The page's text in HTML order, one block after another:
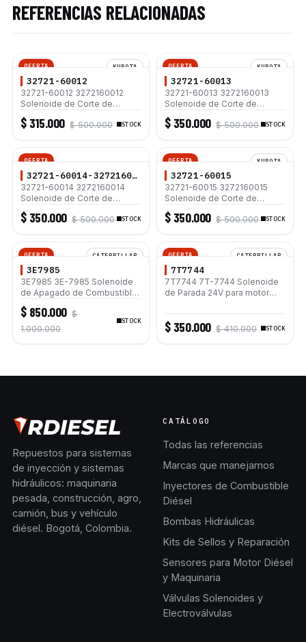
REFERENCIAS RELACIONADAS
OFERTA KUBOTA
32721-60012
32721-60012 3272160012
Solenoide de Corte de
Combustible 12V para Motor
Kubota D905 D1005 D1105
$ 315.000 $ 500.000 STOCK
OFERTA KUBOTA
32721-60013
32721-60013 3272160013
Solenoide de Corte de
Combustible 12V para Motor
Kubota D905 D1005 D1105
$ 350.000 $ 500.000 STOCK
OFERTA
32721-60014-3272160014
32721-60014 3272160014
Solenoide de Corte de
Combustible 12V para Motor
Kubota D905 D1005 D1105
$ 350.000 $ 500.000 STOCK
OFERTA KUBOTA
32721-60015
32721-60015 3272160015
Solenoide de Corte de
Combustible 12V para Motor
Kubota D905 D1005 D1105
$ 350.000 $ 500.000 STOCK
OFERTA CATERPILLAR
3E7985
3E7985 3E-7985 Solenoide
de Apagado de Combustible
para caterpillar 330 330-A
330B 12G 12H 140G 140H
$ 850.000 $
1.000.000
STOCK
OFERTA CATERPILLAR
7T7744
7T7744 7T-7744 Solenoide
de Parada 24V para motor
$ 350.000 $ 410.000 STOCK
Repuestos para sistemas
de inyección y sistemas
hidráulicos: maquinaria
pesada, construcción, agro,
camión, bus y vehículo
diésel. Bogotá, Colombia.
CATÁLOGO
Todas las referencias
Marcas que manejamos
Inyectores de Combustible
Diésel
Bombas Hidráulicas
Kits de Sellos y Reparación
Sensores para Motor Diésel
y Maquinaria
Válvulas Solenoides y
Electroválvulas